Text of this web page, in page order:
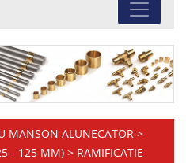
MANSON ALUNECATOR >
- 125 MM) > RAMIFICATIE